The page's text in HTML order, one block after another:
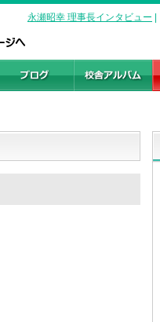
永瀬昭幸 理事長インタビュー